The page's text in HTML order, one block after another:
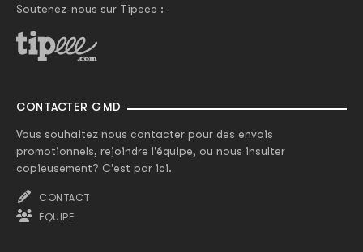
Soutenez-nous sur Tipeee :
CONTACTER GMD
Vous souhaitez nous contacter pour des envois
promotionnels, rejoindre l'équipe, ou nous insulter
copieusement? C'est par ici.
CONTACT
ÉQUIPE